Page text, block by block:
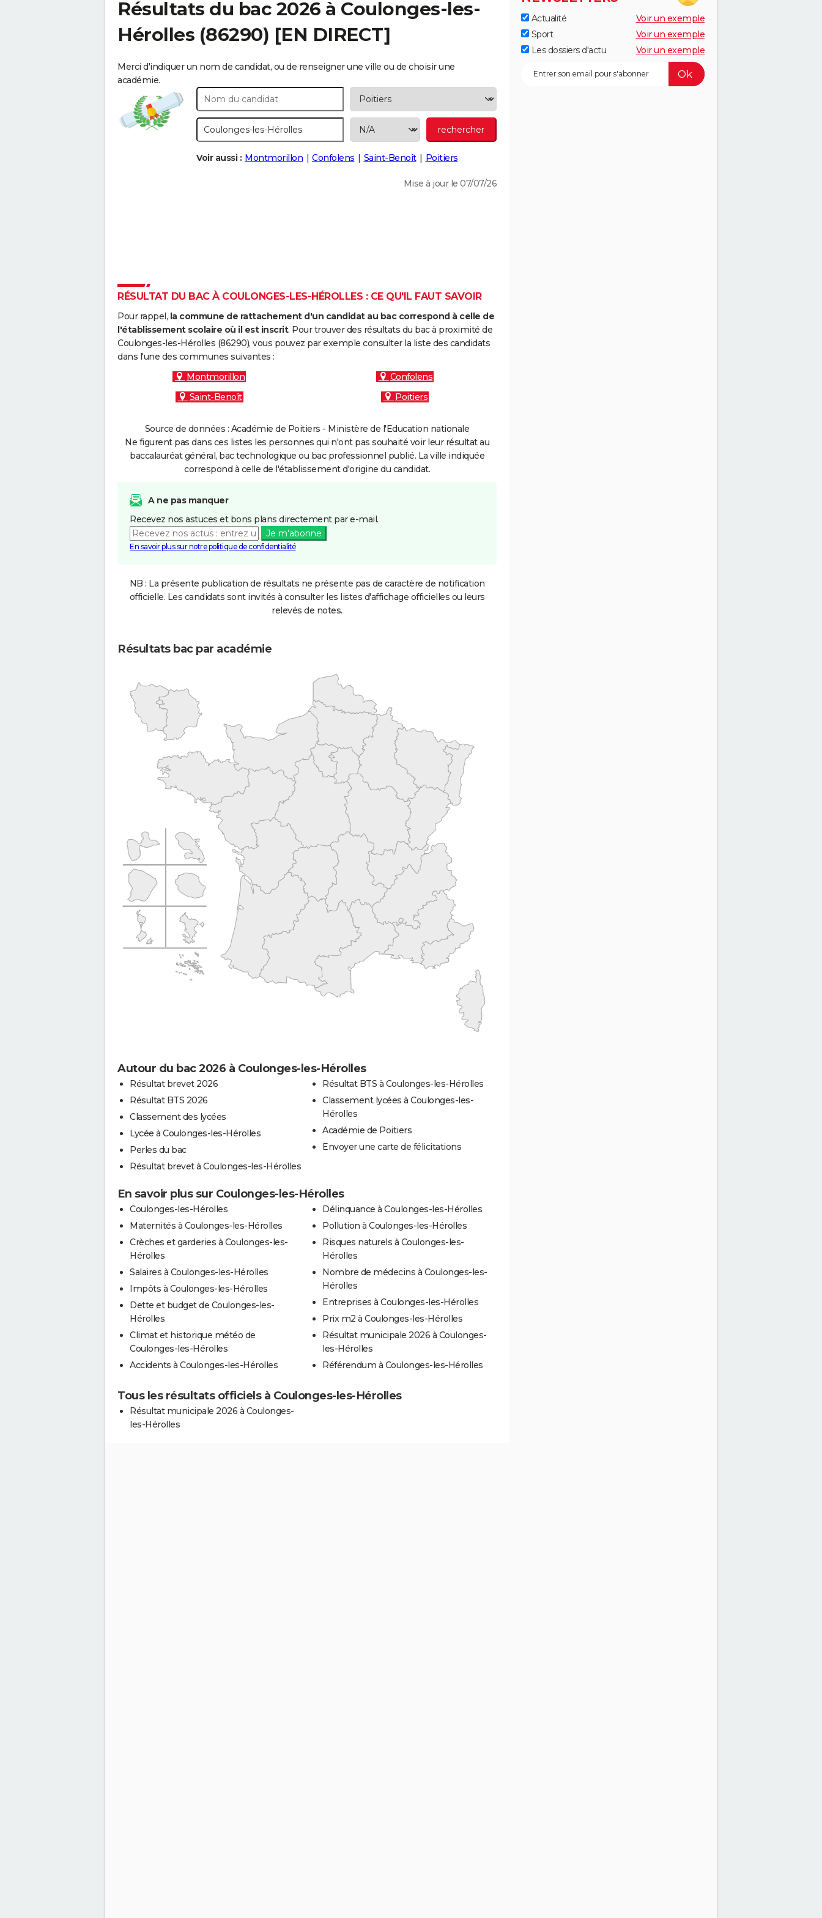
Résultats du bac 2026 à Coulonges-les-
Hérolles (86290) [EN DIRECT]
Merci d'indiquer un nom de candidat, ou de renseigner une ville ou de choisir une
académie.
Voir aussi : Montmorillon Confolens Saint-Benoît Poitiers
Mise à jour le 07/07/26
RÉSULTAT DU BAC À COULONGES-LES-HÉROLLES : CE QU'IL FAUT SAVOIR
Pour rappel, la commune de rattachement d'un candidat au bac correspond à celle de
l'établissement scolaire où il est inscrit. Pour trouver des résultats du bac à proximité de
Coulonges-les-Hérolles (86290), vous pouvez par exemple consulter la liste des candidats
dans l'une des communes suivantes :
Montmorillon
Confolens
Saint-Benoît
Poitiers
Source de données : Académie de Poitiers - Ministère de l'Education nationale
Ne figurent pas dans ces listes les personnes qui n'ont pas souhaité voir leur résultat au
baccalauréat général, bac technologique ou bac professionnel publié. La ville indiquée
correspond à celle de l'établissement d'origine du candidat.
A ne pas manquer
Recevez nos astuces et bons plans directement par e-mail.
Je m'abonne
En savoir plus sur notre politique de confidentialité
NB : La présente publication de résultats ne présente pas de caractère de notification
officielle. Les candidats sont invités à consulter les listes d'affichage officielles ou leurs
relevés de notes.
Résultats bac par académie
Autour du bac 2026 à Coulonges-les-Hérolles
Résultat brevet 2026
Résultat BTS 2026
Classement des lycées
Lycée à Coulonges-les-Hérolles
Perles du bac
Résultat brevet à Coulonges-les-Hérolles
Résultat BTS à Coulonges-les-Hérolles
Classement lycées à Coulonges-les-
Hérolles
Académie de Poitiers
Envoyer une carte de félicitations
En savoir plus sur Coulonges-les-Hérolles
Coulonges-les-Hérolles
Maternités à Coulonges-les-Hérolles
Crèches et garderies à Coulonges-les-
Hérolles
Salaires à Coulonges-les-Hérolles
Impôts à Coulonges-les-Hérolles
Dette et budget de Coulonges-les-
Hérolles
Climat et historique météo de
Coulonges-les-Hérolles
Accidents à Coulonges-les-Hérolles
Délinquance à Coulonges-les-Hérolles
Pollution à Coulonges-les-Hérolles
Risques naturels à Coulonges-les-
Hérolles
Nombre de médecins à Coulonges-les-
Hérolles
Entreprises à Coulonges-les-Hérolles
Prix m2 à Coulonges-les-Hérolles
Résultat municipale 2026 à Coulonges-
les-Hérolles
Référendum à Coulonges-les-Hérolles
Tous les résultats officiels à Coulonges-les-Hérolles
Résultat municipale 2026 à Coulonges-
les-Hérolles
Actualité
Voir un exemple
Sport
Voir un exemple
Les dossiers d'actu
Voir un exemple